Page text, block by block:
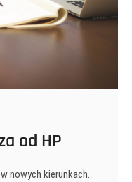
od HP
nowych kierunkach.